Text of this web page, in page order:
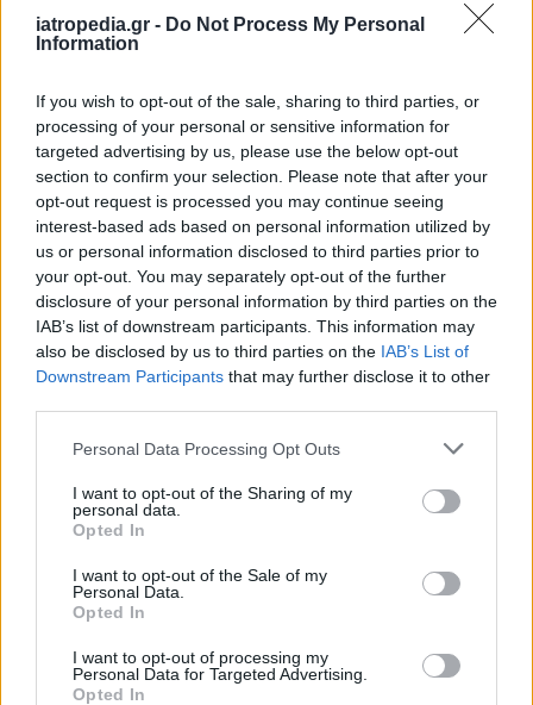
iatropedia.gr - Do Not Process My Personal
Information
If you wish to opt-out of the sale, sharing to third parties, or
processing of your personal or sensitive information for
targeted advertising by us, please use the below opt-out
section to confirm your selection. Please note that after your
opt-out request is processed you may continue seeing
interest-based ads based on personal information utilized by
us or personal information disclosed to third parties prior to
your opt-out. You may separately opt-out of the further
disclosure of your personal information by third parties on the
IAB’s list of downstream participants. This information may
also be disclosed by us to third parties on the IAB’s List of
Downstream Participants that may further disclose it to other
Personal Data Processing Opt Outs
I want to opt-out of the Sharing of my
personal data.
Opted In
I want to opt-out of the Sale of my
Personal Data.
Opted In
I want to opt-out of processing my
Personal Data for Targeted Advertising.
Opted In